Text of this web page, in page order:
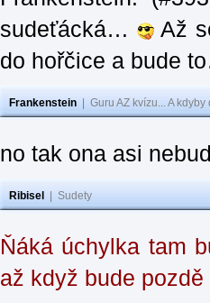
sudeťácká…
Až
do hořčice a bude
Frankenstein Guru AZ kvízu... A
no tak ona asi
Ribisel Sudety
Ňáká úchylka tam
až když bude pozdě